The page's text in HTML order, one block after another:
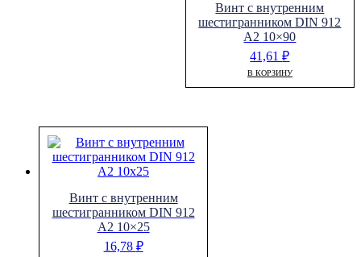
Винт с внутренним
шестигранником DIN 912
A2 10×90
41,61₽
В КОРЗИНУ
Винт с внутренним
шестигранником DIN 912
A2 10×25
16,78 ₽